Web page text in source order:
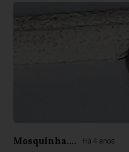
Mosquinha.... Há 4 anos